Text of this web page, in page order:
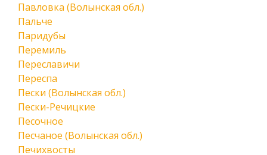
Павловка (Волынская обл.)
Пальче
Паридубы
Перемиль
Переславичи
Переспа
Пески (Волынская обл.)
Пески-Речицкие
Песочное
Песчаное (Волынская обл.)
Печихвосты